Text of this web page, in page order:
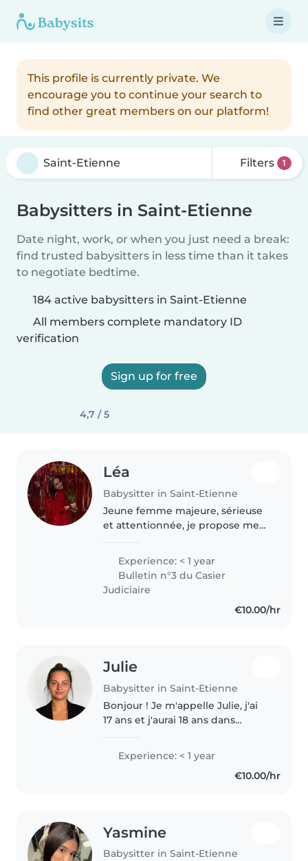
This profile is currently private. We
encourage you to continue your search to
find other great members on our platform!
Filters 1
Babysitters in Saint-Etienne
Date night, work, or when you just need a break:
find trusted babysitters in less time than it takes
to negotiate bedtime.
184 active babysitters in Saint-Etienne
All members complete mandatory ID
verification
Sign up for free
4,7 / 5
Léa
Babysitter in Saint-Etienne
Jeune femme majeure, sérieuse
et attentionnée, je propose mes
bienveillance et sécurité. Ayant
toujours aimé le contact avec les
enfants, je suis à l'aise avec..
Experience: < 1 year
Bulletin n°3 du Casier
Judiciaire
€10.00/hr
Julie
Babysitter in Saint-Etienne
Bonjour ! Je m'appelle Julie, j'ai
17 ans et j'aurai 18 ans dans
patiente, manuelle j'aime le
design et je suis responsable et..
Experience: < 1 year
€10.00/hr
Yasmine
Babysitter in Saint-Etienne